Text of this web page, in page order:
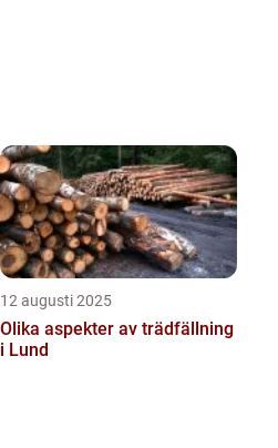
12 augusti 2025
Olika aspekter av trädfällning
i Lund